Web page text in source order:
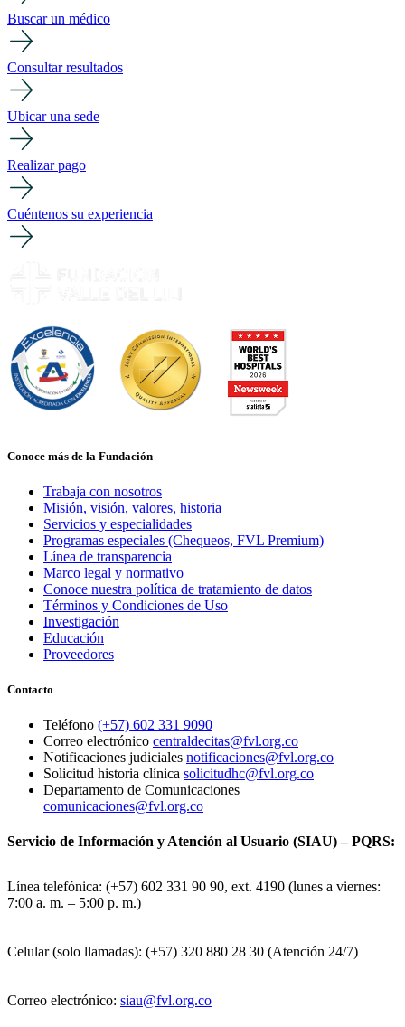
Buscar un médico
Consultar resultados
Ubicar una sede
Realizar pago
Cuéntenos su experiencia
Conoce más de la Fundación
Trabaja con nosotros
Misión, visión, valores, historia
Servicios y especialidades
Programas especiales (Chequeos, FVL Premium)
Línea de transparencia
Marco legal y normativo
Conoce nuestra política de tratamiento de datos
Términos y Condiciones de Uso
Investigación
Educación
Proveedores
Contacto
Teléfono (+57) 602 331 9090
Correo electrónico centraldecitas@fvl.org.co
Notificaciones judiciales notificaciones@fvl.org.co
Solicitud historia clínica solicitudhc@fvl.org.co
Departamento de Comunicaciones
comunicaciones@fvl.org.co
Servicio de Información y Atención al Usuario (SIAU) – PQRS:
Línea telefónica: (+57) 602 331 90 90, ext. 4190 (lunes a viernes:
7:00 a. m. – 5:00 p. m.)
Celular (solo llamadas): (+57) 320 880 28 30 (Atención 24/7)
Correo electrónico: siau@fvl.org.co